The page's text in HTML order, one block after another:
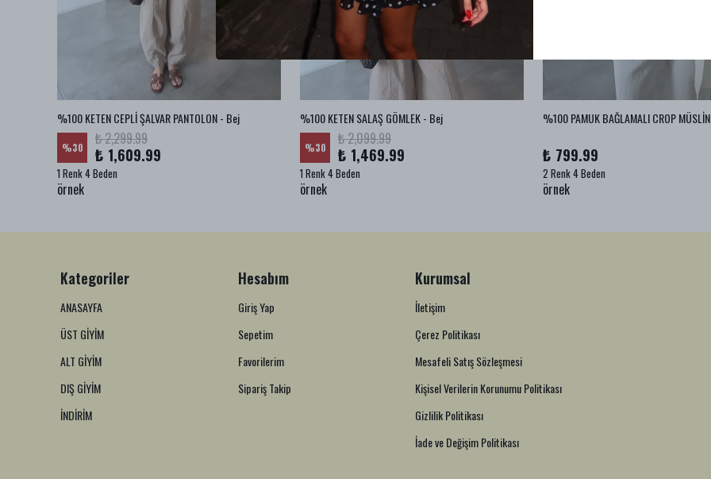
%100 KETEN CEPLİ ŞALVAR PANTOLON - Bej
%30 ₺ 2,299.99
₺ 1,609.99
1 Renk 4 Beden
örnek
%100 KETEN SALAŞ GÖMLEK - Bej
%30 ₺ 2,099.99
₺ 1,469.99
1 Renk 4 Beden
örnek
₺ 799.99
2 Renk 4 Beden
örnek
Kategoriler
ANASAYFA
ÜST GİYİM
ALT GİYİM
DIŞ GİYİM
İNDİRİM
Hesabım
Giriş Yap
Sepetim
Favorilerim
Sipariş Takip
Kurumsal
İletişim
Çerez Politikası
Mesafeli Satış Sözleşmesi
Kişisel Verilerin Korunumu Politikası
Gizlilik Politikası
İade ve Değişim Politikası